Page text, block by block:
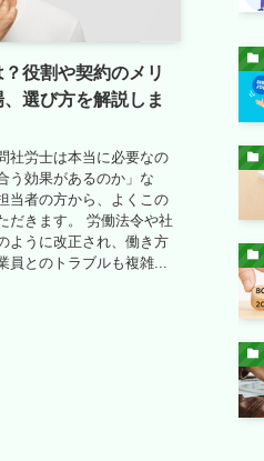
役割や契約のメリ
選び方を解説しま
社労士は本当に必要なの
う効果があるのか」な
当者の方から、よくこの
だきます。 労働法令や社
ように改正され、働き方
員とのトラブルも複雑...